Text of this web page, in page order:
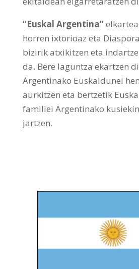
“Euskal Argentina”
horren ixtorioaz eta
bizirik atxikitzen eta
da. Bere laguntza ekartzen
Argentinako Euskaldunei
aurkitzen eta bertzetik
familiei Argentinako
jartzen.